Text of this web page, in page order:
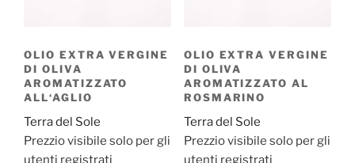
OLIO EXTRA VERGINE
DI OLIVA
AROMATIZZATO
ALL‘AGLIO
Terra del Sole
Prezzio visibile solo per gli
utenti registrati
OLIO EXTRA VERGINE
DI OLIVA
AROMATIZZATO AL
ROSMARINO
Terra del Sole
Prezzio visibile solo per gli
utenti registrati